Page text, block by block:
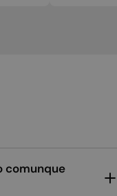
comunque